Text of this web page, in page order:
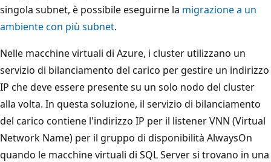
singola subnet, è possibile eseguirne la migrazione a un
ambiente con più subnet.
Nelle macchine virtuali di Azure, i cluster utilizzano un
servizio di bilanciamento del carico per gestire un indirizzo
IP che deve essere presente su un solo nodo del cluster
alla volta. In questa soluzione, il servizio di bilanciamento
del carico contiene l'indirizzo IP per il listener VNN (Virtual
Network Name) per il gruppo di disponibilità AlwaysOn
quando le macchine virtuali di SQL Server si trovano in una